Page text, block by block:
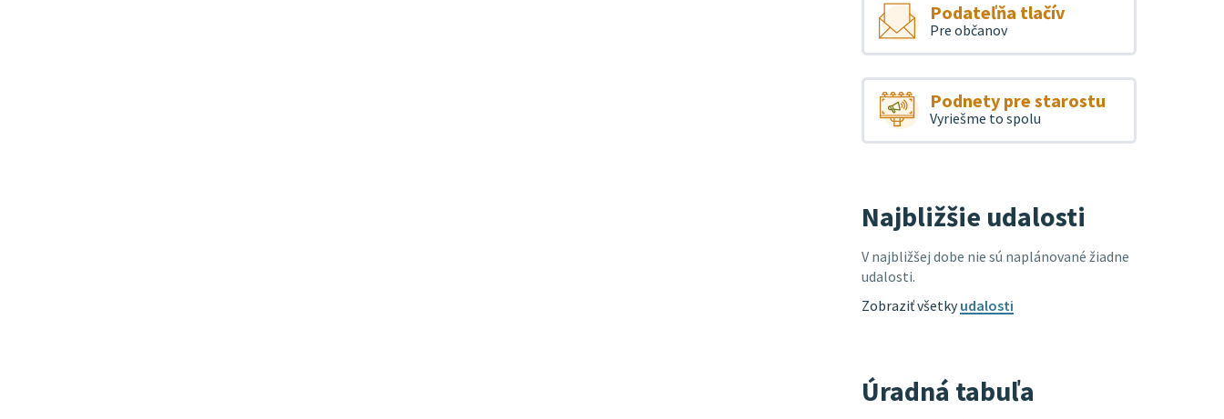
Podateľňa tlačív
Pre občanov
Podnety pre starostu
Vyriešme to spolu
Najbližšie udalosti
V najbližšej dobe nie sú naplánované žiadne
udalosti.
Zobraziť všetkyudalosti
Úradná tabuľa